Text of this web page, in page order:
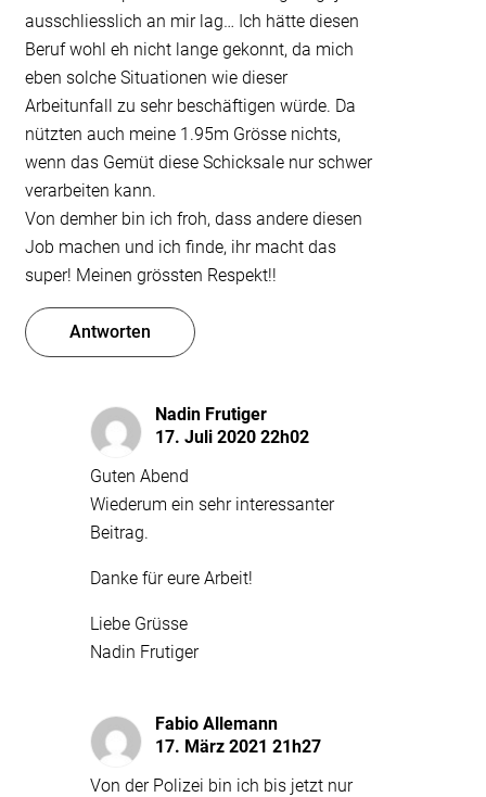
ausschliesslich an mir lag… Ich hätte diesen
Beruf wohl eh nicht lange gekonnt, da mich
eben solche Situationen wie dieser
Arbeitunfall zu sehr beschäftigen würde. Da
nützten auch meine 1.95m Grösse nichts,
wenn das Gemüt diese Schicksale nur schwer
verarbeiten kann.
Von demher bin ich froh, dass andere diesen
Job machen und ich finde, ihr macht das
super! Meinen grössten Respekt!!
Antworten
Nadin Frutiger
17. Juli 2020 22h02
Guten Abend
Wiederum ein sehr interessanter
Beitrag.
Danke für eure Arbeit!
Liebe Grüsse
Nadin Frutiger
Fabio Allemann
17. März 2021 21h27
Von der Polizei bin ich bis jetzt nur